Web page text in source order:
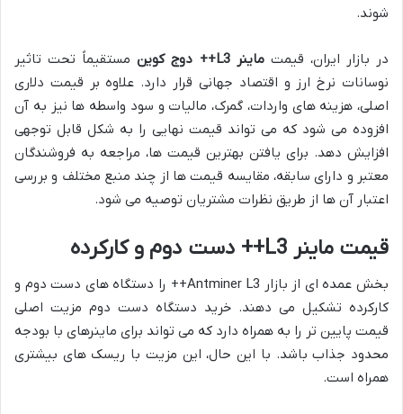
شوند.
در بازار ایران، قیمتماینر L3++ دوج کوین
مستقیماً تحت تاثیر
نوسانات نرخ ارز و اقتصاد جهانی قرار دارد. علاوه بر قیمت دلاری
اصلی، هزینه های واردات، گمرک، مالیات و سود واسطه ها نیز به آن
افزوده می شود که می تواند قیمت نهایی را به شکل قابل توجهی
افزایش دهد. برای یافتن بهترین قیمت ها، مراجعه به فروشندگان
معتبر و دارای سابقه، مقایسه قیمت ها از چند منبع مختلف و بررسی
اعتبار آن ها از طریق نظرات مشتریان توصیه می شود.
قیمت ماینر L3++ دست دوم و کارکرده
بخش عمده ای از بازار Antminer L3++ را دستگاه های دست دوم و
کارکرده تشکیل می دهند. خرید دستگاه دست دوم مزیت اصلی
قیمت پایین تر را به همراه دارد که می تواند برای ماینرهای با بودجه
محدود جذاب باشد. با این حال، این مزیت با ریسک های بیشتری
همراه است.